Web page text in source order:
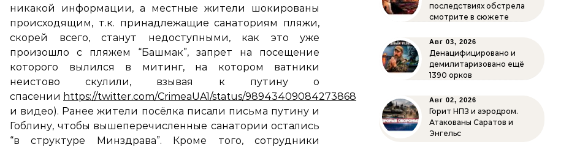
никакой информации, а местные жители шокированы
происходящим, т.к. принадлежащие санаториям пляжи,
скорей всего, станут недоступными, как это уже
произошло с пляжем “Башмак”, запрет на посещение
которого вылился в митинг, на котором ватники
неистово скулили, взывая к путину о
спасении https://twitter.com/CrimeaUA1/status/989434090842738688
и видео). Ранее жители посёлка писали письма путину и
Гоблину, чтобы вышеперечисленные санатории остались
“в структуре Минздрава”. Кроме того, сотрудники
последствиях обстрела
смотрите в сюжете
Авг 03, 2026
Денацифицировано и
демилитаризовано ещё
1390 орков
Авг 02, 2026
Горит НПЗ и аэродром.
Атакованы Саратов и
Энгельс